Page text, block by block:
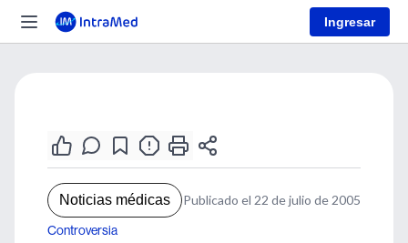
Ingresar
Noticias médicas Publicado el 22 de julio de 2005
Controversia